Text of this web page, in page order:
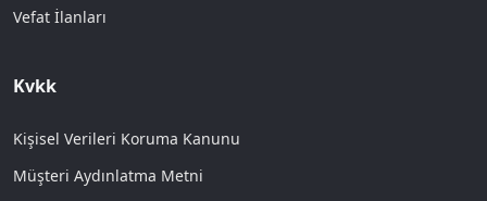
Vefat İlanları
Kvkk
Kişisel Verileri Koruma Kanunu
Müşteri Aydınlatma Metni